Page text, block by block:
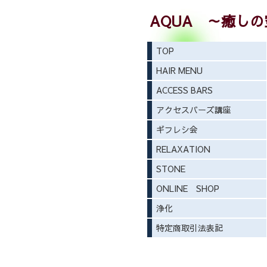
AQUA ～癒しの
TOP
HAIR MENU
ACCESS BARS
アクセスバーズ講座
ギフレシ会
RELAXATION
STONE
ONLINE SHOP
浄化
特定商取引法表記